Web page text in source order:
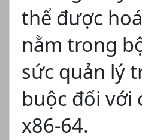
thể được
nằm trong
sức quản lý
buộc đối với
x86-64.